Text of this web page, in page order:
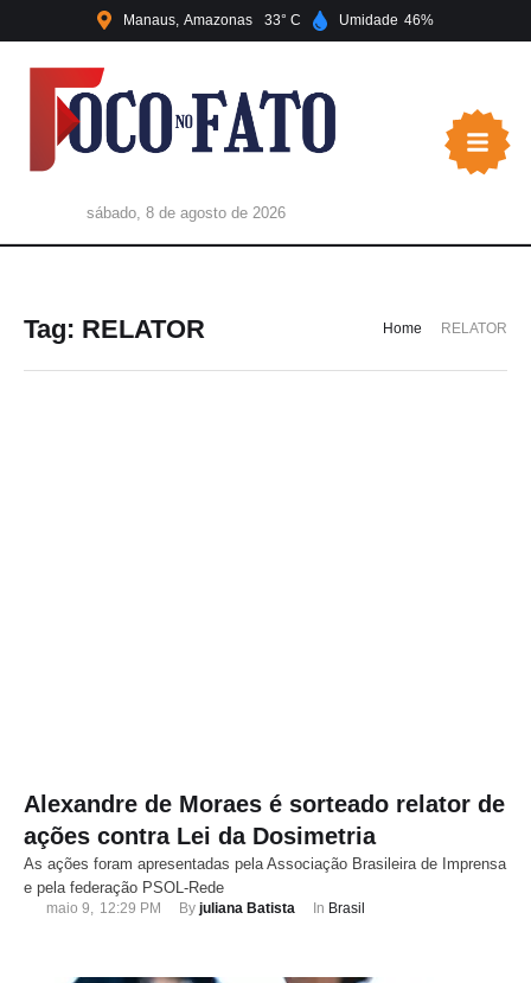
Manaus Amazonas 33 Umidade 46
sábado, 8 de agosto de 2026
Tag: RELATOR Home RELATOR
Alexandre de Moraes é sorteado relator de
ações contra Lei da Dosimetria
As ações foram apresentadas pela Associação Brasileira de Imprensa
e pela federação PSOL-Rede
maio 9, 12:29 PM By juliana Batista In Brasil